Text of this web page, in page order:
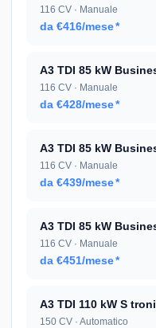
116 CV · Manuale
da €416/mese*
A3 TDI 85 kW
116 CV · Manuale
da €428/mese*
A3 TDI 85 kW
116 CV · Manuale
da €439/mese*
A3 TDI 85 kW
116 CV · Manuale
da €451/mese*
A3 TDI 110 kW S
150 CV · Automatico